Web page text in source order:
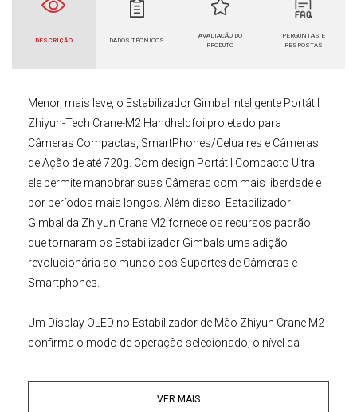
DESCRIÇÃO DADOS TÉCNICOS
AVALIAÇÃO DO
PRODUTO
PERGUNTAS E
RESPOSTAS
Menor, mais leve, o Estabilizador Gimbal Inteligente Portátil
Zhiyun-Tech Crane-M2 Handheldfoi projetado para
Câmeras Compactas SmartPhones/Celualres e Câmeras
de Ação de até 720g. Com design Portátil Compacto Ultra
ele permite manobrar suas Câmeras com mais liberdade e
por períodos mais longos. Além disso, Estabilizador
Gimbal da Zhiyun Crane M2 fornece os recursos padrão
que tornaram os Estabilizador Gimbals uma adição
revolucionária ao mundo dos Suportes de Câmeras e
Smartphones.
Um Display OLED no Estabilizador de Mão Zhiyun Crane M2
confirma o modo de operação selecionado, o nível da
Estabilizador Inteligente PortátilZhiyun-TechCrane-M2
possui um sistema de montagem de Câmera de Liberação
VER MAIS